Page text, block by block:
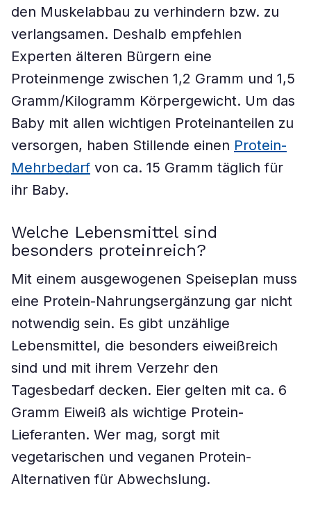
den Muskelabbau zu verhindern bzw. zu
verlangsamen. Deshalb empfehlen
Experten älteren Bürgern eine
Proteinmenge zwischen 1,2 Gramm und 1,5
Gramm/Kilogramm Körpergewicht. Um das
Baby mit allen wichtigen Proteinanteilen zu
versorgen, haben Stillende einen Protein-
Mehrbedarf von ca. 15 Gramm täglich für
ihr Baby.
Welche Lebensmittel sind
besonders proteinreich?
Mit einem ausgewogenen Speiseplan muss
eine Protein-Nahrungsergänzung gar nicht
notwendig sein. Es gibt unzählige
Lebensmittel, die besonders eiweißreich
sind und mit ihrem Verzehr den
Tagesbedarf decken. Eier gelten mit ca. 6
Gramm Eiweiß als wichtige Protein-
Lieferanten. Wer mag, sorgt mit
vegetarischen und veganen Protein-
Alternativen für Abwechslung.